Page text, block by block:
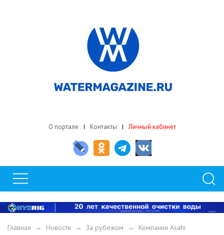
О портале Контакты Личный кабинет
Главная → Новости → За рубежом → Компания Asahi